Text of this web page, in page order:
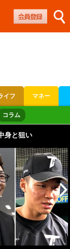
イフ マネー
コラム
身と狙い